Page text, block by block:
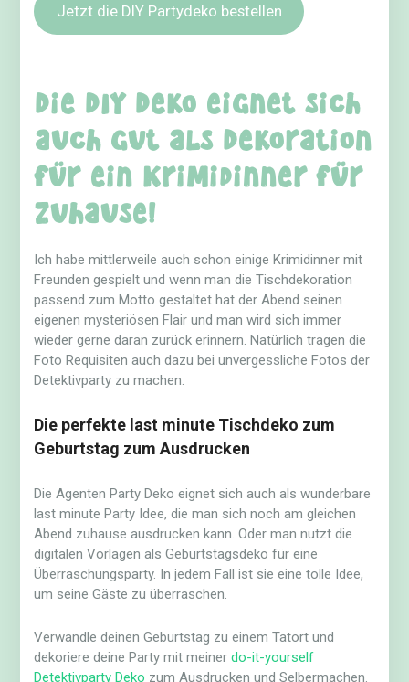
Jetzt die DIY Partydeko bestellen
Die DIY Deko eignet sich
auch gut als Dekoration
für ein Krimidinner für
zuhause!
Ich habe mittlerweile auch schon einige Krimidinner mit
Freunden gespielt und wenn man die Tischdekoration
passend zum Motto gestaltet hat der Abend seinen
eigenen mysteriösen Flair und man wird sich immer
wieder gerne daran zurück erinnern. Natürlich tragen die
Foto Requisiten auch dazu bei unvergessliche Fotos der
Detektivparty zu machen.
Die perfekte last minute Tischdeko zum
Geburtstag zum Ausdrucken
Die Agenten Party Deko eignet sich auch als wunderbare
last minute Party Idee, die man sich noch am gleichen
Abend zuhause ausdrucken kann. Oder man nutzt die
digitalen Vorlagen als Geburtstagsdeko für eine
Überraschungsparty. In jedem Fall ist sie eine tolle Idee,
um seine Gäste zu überraschen.
Verwandle deinen Geburtstag zu einem Tatort und
dekoriere deine Party mit meinerdo-it-yourself
Detektivparty Deko zum Ausdrucken und Selbermachen.